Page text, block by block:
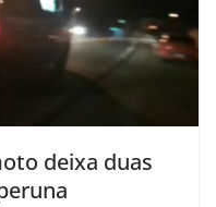
deixa duas